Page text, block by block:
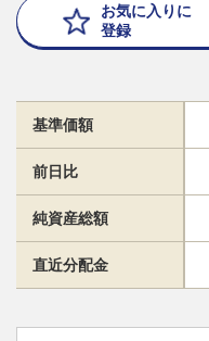
お気に入りに
登録
基準価額
前日比
純資産総額
直近分配金